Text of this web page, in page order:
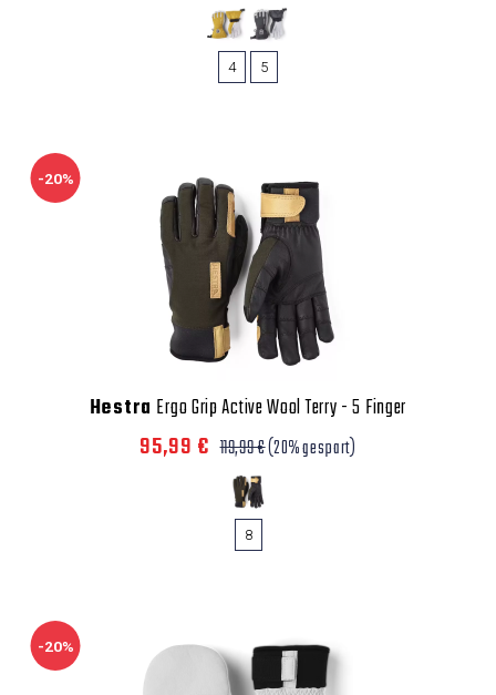
4 5
-20%
Hestra Ergo Grip Active Wool Terry - 5 Finger
95,99 € 119,99 €(20% gespart)
8
-20%